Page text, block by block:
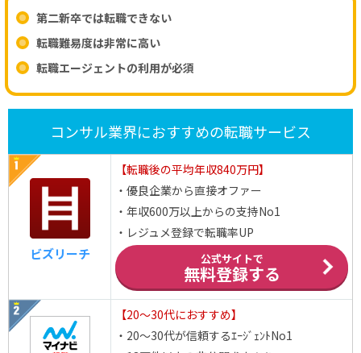
第二新卒では転職できない
転職難易度は非常に高い
転職エージェントの利用が必須
コンサル業界におすすめの転職サービス
ビズリーチ
【転職後の平均年収840万円】
・優良企業から直接オファー
・年収600万以上からの支持No1
・レジュメ登録で転職率UP
公式サイトで
無料登録する
【20～30代におすすめ】
・20～30代が信頼するｴｰｼﾞｪﾝﾄNo1